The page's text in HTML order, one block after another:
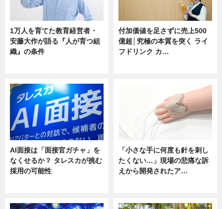
1万人を育てた教育経営者・
安藤大作が語る『人が育つ組
織』の条件
付加価値を足さずに売上500
億超│究極の本質を突く ライ
フドリンク カ…
AI面接は「面接官ガチャ」を
なくせるか？ タレスカが挑む
採用の可能性
「小さな手に何度も針を刺し
たくない…」現場の悲痛な訴
えから開発されたア…